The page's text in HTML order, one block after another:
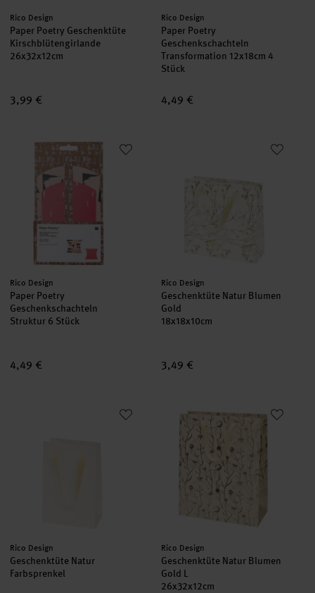
Hersteller:
Rico Design
Paper Poetry Geschenktüte
Kirschblütengirlande
26x32x12cm
3,99 €
Hersteller:
Rico Design
Paper Poetry
Geschenkschachteln
Transformation 12x18cm 4
Stück
4,49 €
Paper Poetry Geschenkschachteln Struktur 6 Stück
Hersteller:
Rico Design
Paper Poetry
Geschenkschachteln
Struktur 6 Stück
4,49 €
Geschenktüte Natur Blumen
Hersteller:
Rico Design
Geschenktüte Natur Blumen
Gold
18x18x10cm
3,49 €
Geschenktüte Natur Farbsprenkel
Hersteller:
Rico Design
Geschenktüte Natur
Farbsprenkel
Geschenktüte Natur Blumen
Hersteller:
Rico Design
Geschenktüte Natur Blumen
Gold L
26x32x12cm